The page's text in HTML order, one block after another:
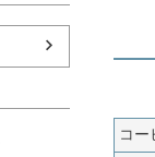
コー